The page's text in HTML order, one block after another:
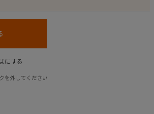
にする
を外してください